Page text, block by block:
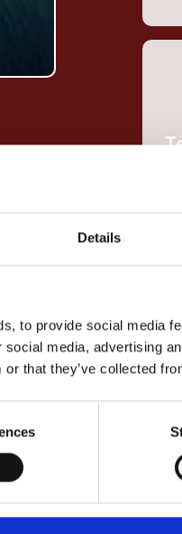
Details
to provide social media
media, advertising
that they’ve collected